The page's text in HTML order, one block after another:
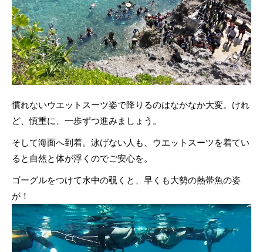
慣れないウエットスーツ姿で降りるのはなかなか大変。けれ
ど、慎重に、一歩ずつ進みましょう。
そして海面へ到着。泳げない人も、ウエットスーツを着てい
ると自然と体が浮くのでご安心を。
ゴーグルをつけて水中の覗くと、早くも大勢の熱帯魚の姿
が！